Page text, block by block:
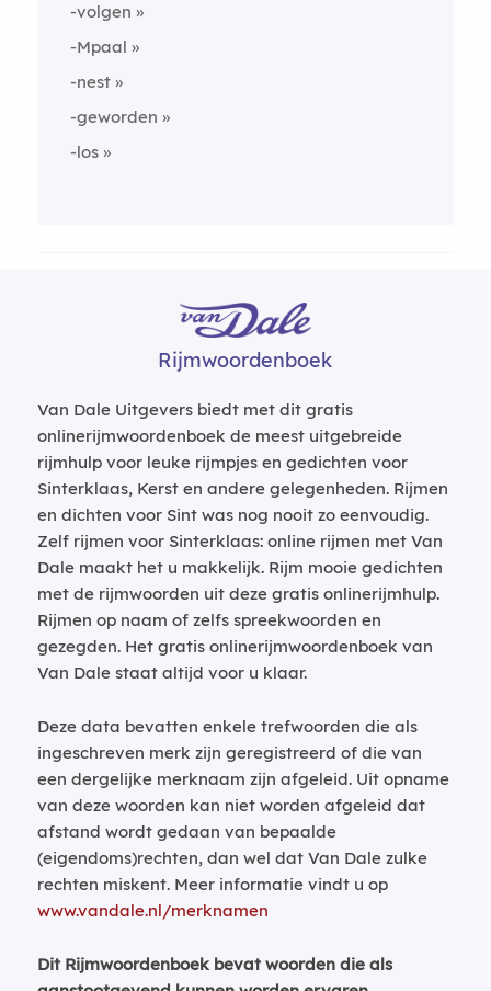
-volgen
-Mpaal
-nest
-geworden
-los
Rijmwoordenboek
Van Dale Uitgevers biedt met dit gratis
onlinerijmwoordenboek de meest uitgebreide
rijmhulp voor leuke rijmpjes en gedichten voor
Sinterklaas, Kerst en andere gelegenheden. Rijmen
en dichten voor Sint was nog nooit zo eenvoudig.
Zelf rijmen voor Sinterklaas: online rijmen met Van
Dale maakt het u makkelijk. Rijm mooie gedichten
met de rijmwoorden uit deze gratis onlinerijmhulp.
Rijmen op naam of zelfs spreekwoorden en
gezegden. Het gratis onlinerijmwoordenboek van
Van Dale staat altijd voor u klaar.
Deze data bevatten enkele trefwoorden die als
ingeschreven merk zijn geregistreerd of die van
een dergelijke merknaam zijn afgeleid. Uit opname
van deze woorden kan niet worden afgeleid dat
afstand wordt gedaan van bepaalde
(eigendoms)rechten, dan wel dat Van Dale zulke
rechten miskent. Meer informatie vindt u op
www.vandale.nl/merknamen
Dit Rijmwoordenboek bevat woorden die als